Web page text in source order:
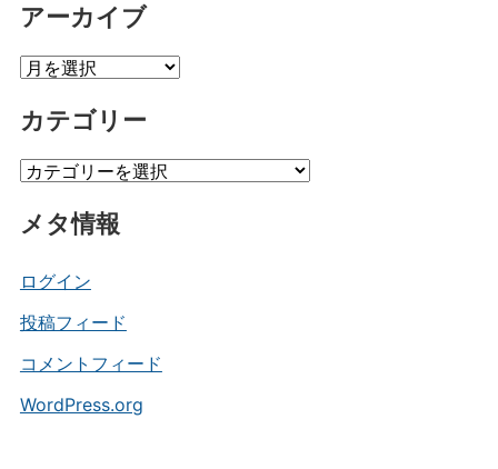
アーカイブ
ア
カ
ブ
カテゴリー
カ
ゴ
ー
メタ情報
ログイン
投稿フィード
コメントフィード
WordPress.org